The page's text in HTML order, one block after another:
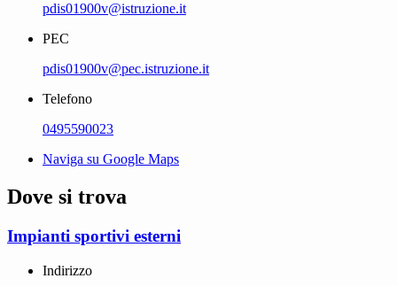
pdis01900v@istruzione.it
PEC
pdis01900v@pec.istruzione.it
Telefono
0495590023
Naviga su Google Maps
Dove si trova
Impianti sportivi esterni
Indirizzo